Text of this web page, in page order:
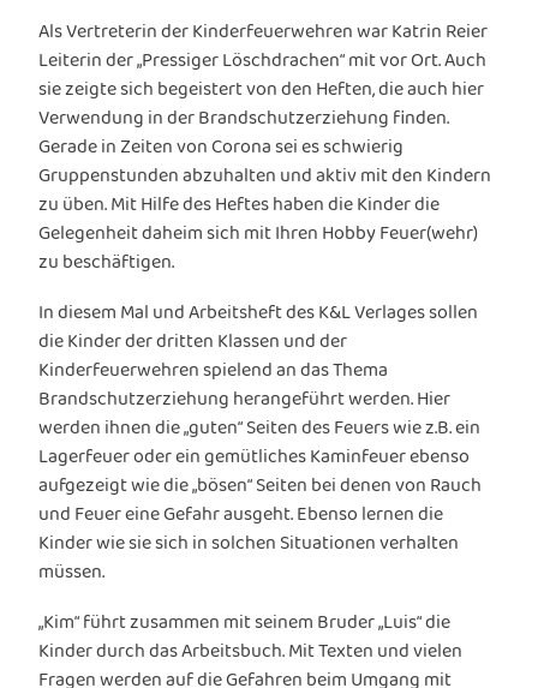
Als Vertreterin der Kinderfeuerwehren war Katrin Reier
Leiterin der „Pressiger Löschdrachen“ mit vor Ort. Auch
sie zeigte sich begeistert von den Heften, die auch hier
Verwendung in der Brandschutzerziehung finden.
Gerade in Zeiten von Corona sei es schwierig
Gruppenstunden abzuhalten und aktiv mit den Kindern
zu üben. Mit Hilfe des Heftes haben die Kinder die
Gelegenheit daheim sich mit Ihren Hobby Feuer(wehr)
zu beschäftigen.
In diesem Mal und Arbeitsheft des K&L Verlages sollen
die Kinder der dritten Klassen und der
Kinderfeuerwehren spielend an das Thema
Brandschutzerziehung herangeführt werden. Hier
werden ihnen die „guten“ Seiten des Feuers wie z.B. ein
Lagerfeuer oder ein gemütliches Kaminfeuer ebenso
aufgezeigt wie die „bösen“ Seiten bei denen von Rauch
und Feuer eine Gefahr ausgeht. Ebenso lernen die
Kinder wie sie sich in solchen Situationen verhalten
müssen.
„Kim“ führt zusammen mit seinem Bruder „Luis“ die
Kinder durch das Arbeitsbuch. Mit Texten und vielen
Fragen werden auf die Gefahren beim Umgang mit